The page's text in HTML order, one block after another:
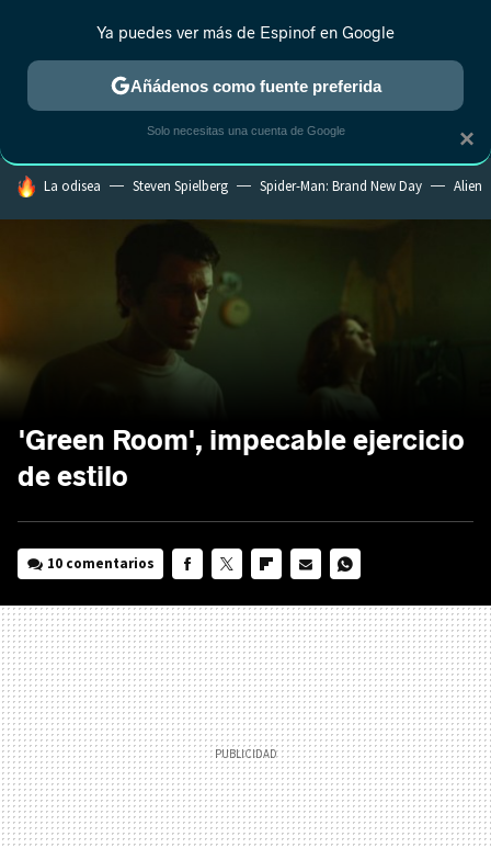
ESTRENOS REALITY ANIME RANKINGS CINE
HOY SE HABLA DE
La odisea Steven Spielberg Spider-Man: Brand New Day Alien
'Green Room', impecable ejercicio
de estilo
10 comentarios
MAIL
×
Ya puedes ver más de Espinof en Google
Añádenos como fuente preferida
Solo necesitas una cuenta de Google